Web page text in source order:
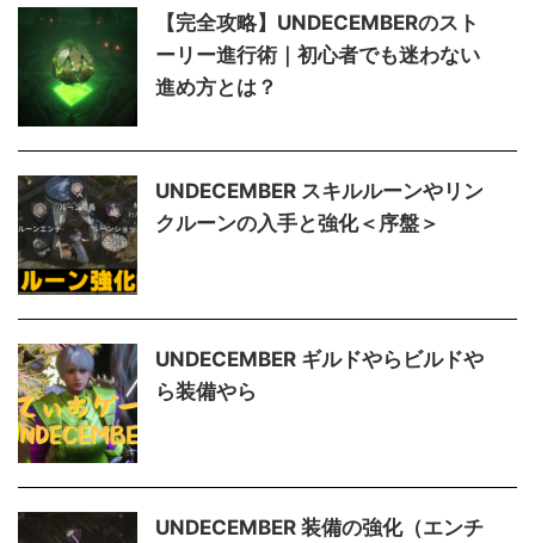
【完全攻略】UNDECEMBERのスト
ーリー進行術｜初心者でも迷わない
進め方とは？
UNDECEMBER スキルルーンやリン
クルーンの入手と強化＜序盤＞
UNDECEMBER ギルドやらビルドや
ら装備やら
UNDECEMBER 装備の強化（エンチ